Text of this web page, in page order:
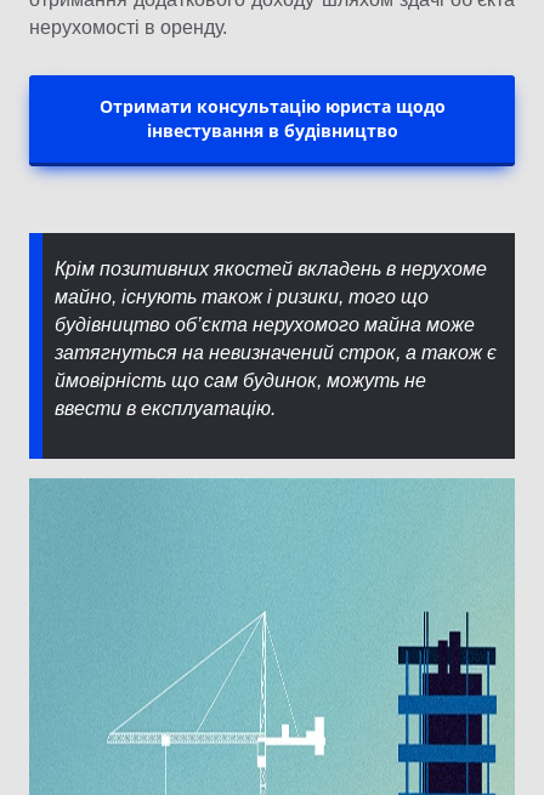
нерухомості в оренду.
Отримати консультацію юриста щодо
інвестування в будівництво
Крім позитивних якостей вкладень в нерухоме
майно, існують також і ризики, того що
будівництво об’єкта нерухомого майна може
затягнуться на невизначений строк, а також є
ймовірність що сам будинок, можуть не
ввести в експлуатацію.